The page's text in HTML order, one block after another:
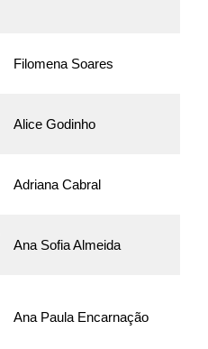
Filomena Soares
Alice Godinho
Adriana Cabral
Ana Sofia Almeida
Ana Paula Encarnação